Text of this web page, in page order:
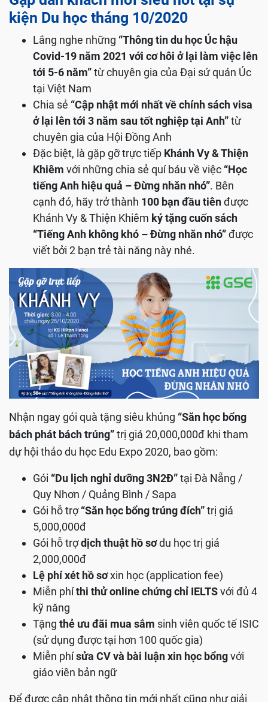
kiện Du học tháng 10/2020
Lắng nghe những “Thông tin du học Úc hậu
Covid-19 năm 2021 với cơ hôi ở lại làm việc lên
tới 5-6 năm”từ chuyên gia của Đại sứ quán Úc
tại Việt Nam
Chia sẻ “Cập nhật mới nhất về chính sách visa
ở lại lên tới 3 năm sau tốt nghiệp tại Anh”từ
chuyên gia của Hội Đồng Anh
Đặc biệt, là gặp gỡ trực tiếp Khánh Vy & Thiện
Khiêm với những chia sẻ quí báu về việc “Học
tiếng Anh hiệu quả – Đừng nhăn nhó”. Bên
cạnh đó, hãy trở thành 100 bạn đầu tiênđược
Khánh Vy & Thiện Khiêm ký tặng cuốn sách
“Tiếng Anh không khó – Đừng nhăn nhó”được
viết bởi 2 bạn trẻ tài năng này nhé.
Nhận ngay gói quà tặng siêu khủng “Săn học bổng
bách phát bách trúng”trị giá 20,000,000đ khi tham
dự hội thảo du học Edu Expo 2020, bao gồm:
Gói “Du lịch nghỉ dưỡng 3N2Đ”tại Đà Nẵng /
Quy Nhơn / Quảng Bình / Sapa
Gói hỗ trợ“Săn học bổng trúng đích”trị giá
5,000,000đ
Gói hỗ trợdịch thuật hồ sơdu học trị giá
2,000,000đ
Lệ phí xét hồ sơxin học (application fee)
Miễn phíthi thử online chứng chỉ IELTSvới đủ 4
kỹ năng
Tặng thẻ ưu đãi mua sắm sinh viên quốc tế ISIC
(sử dụng được tại hơn 100 quốc gia)
Miễn phísửa CV và bài luận xin học bổngvới
giáo viên bản ngữ
Để được cập nhật thông tin mới nhất cũng như giải